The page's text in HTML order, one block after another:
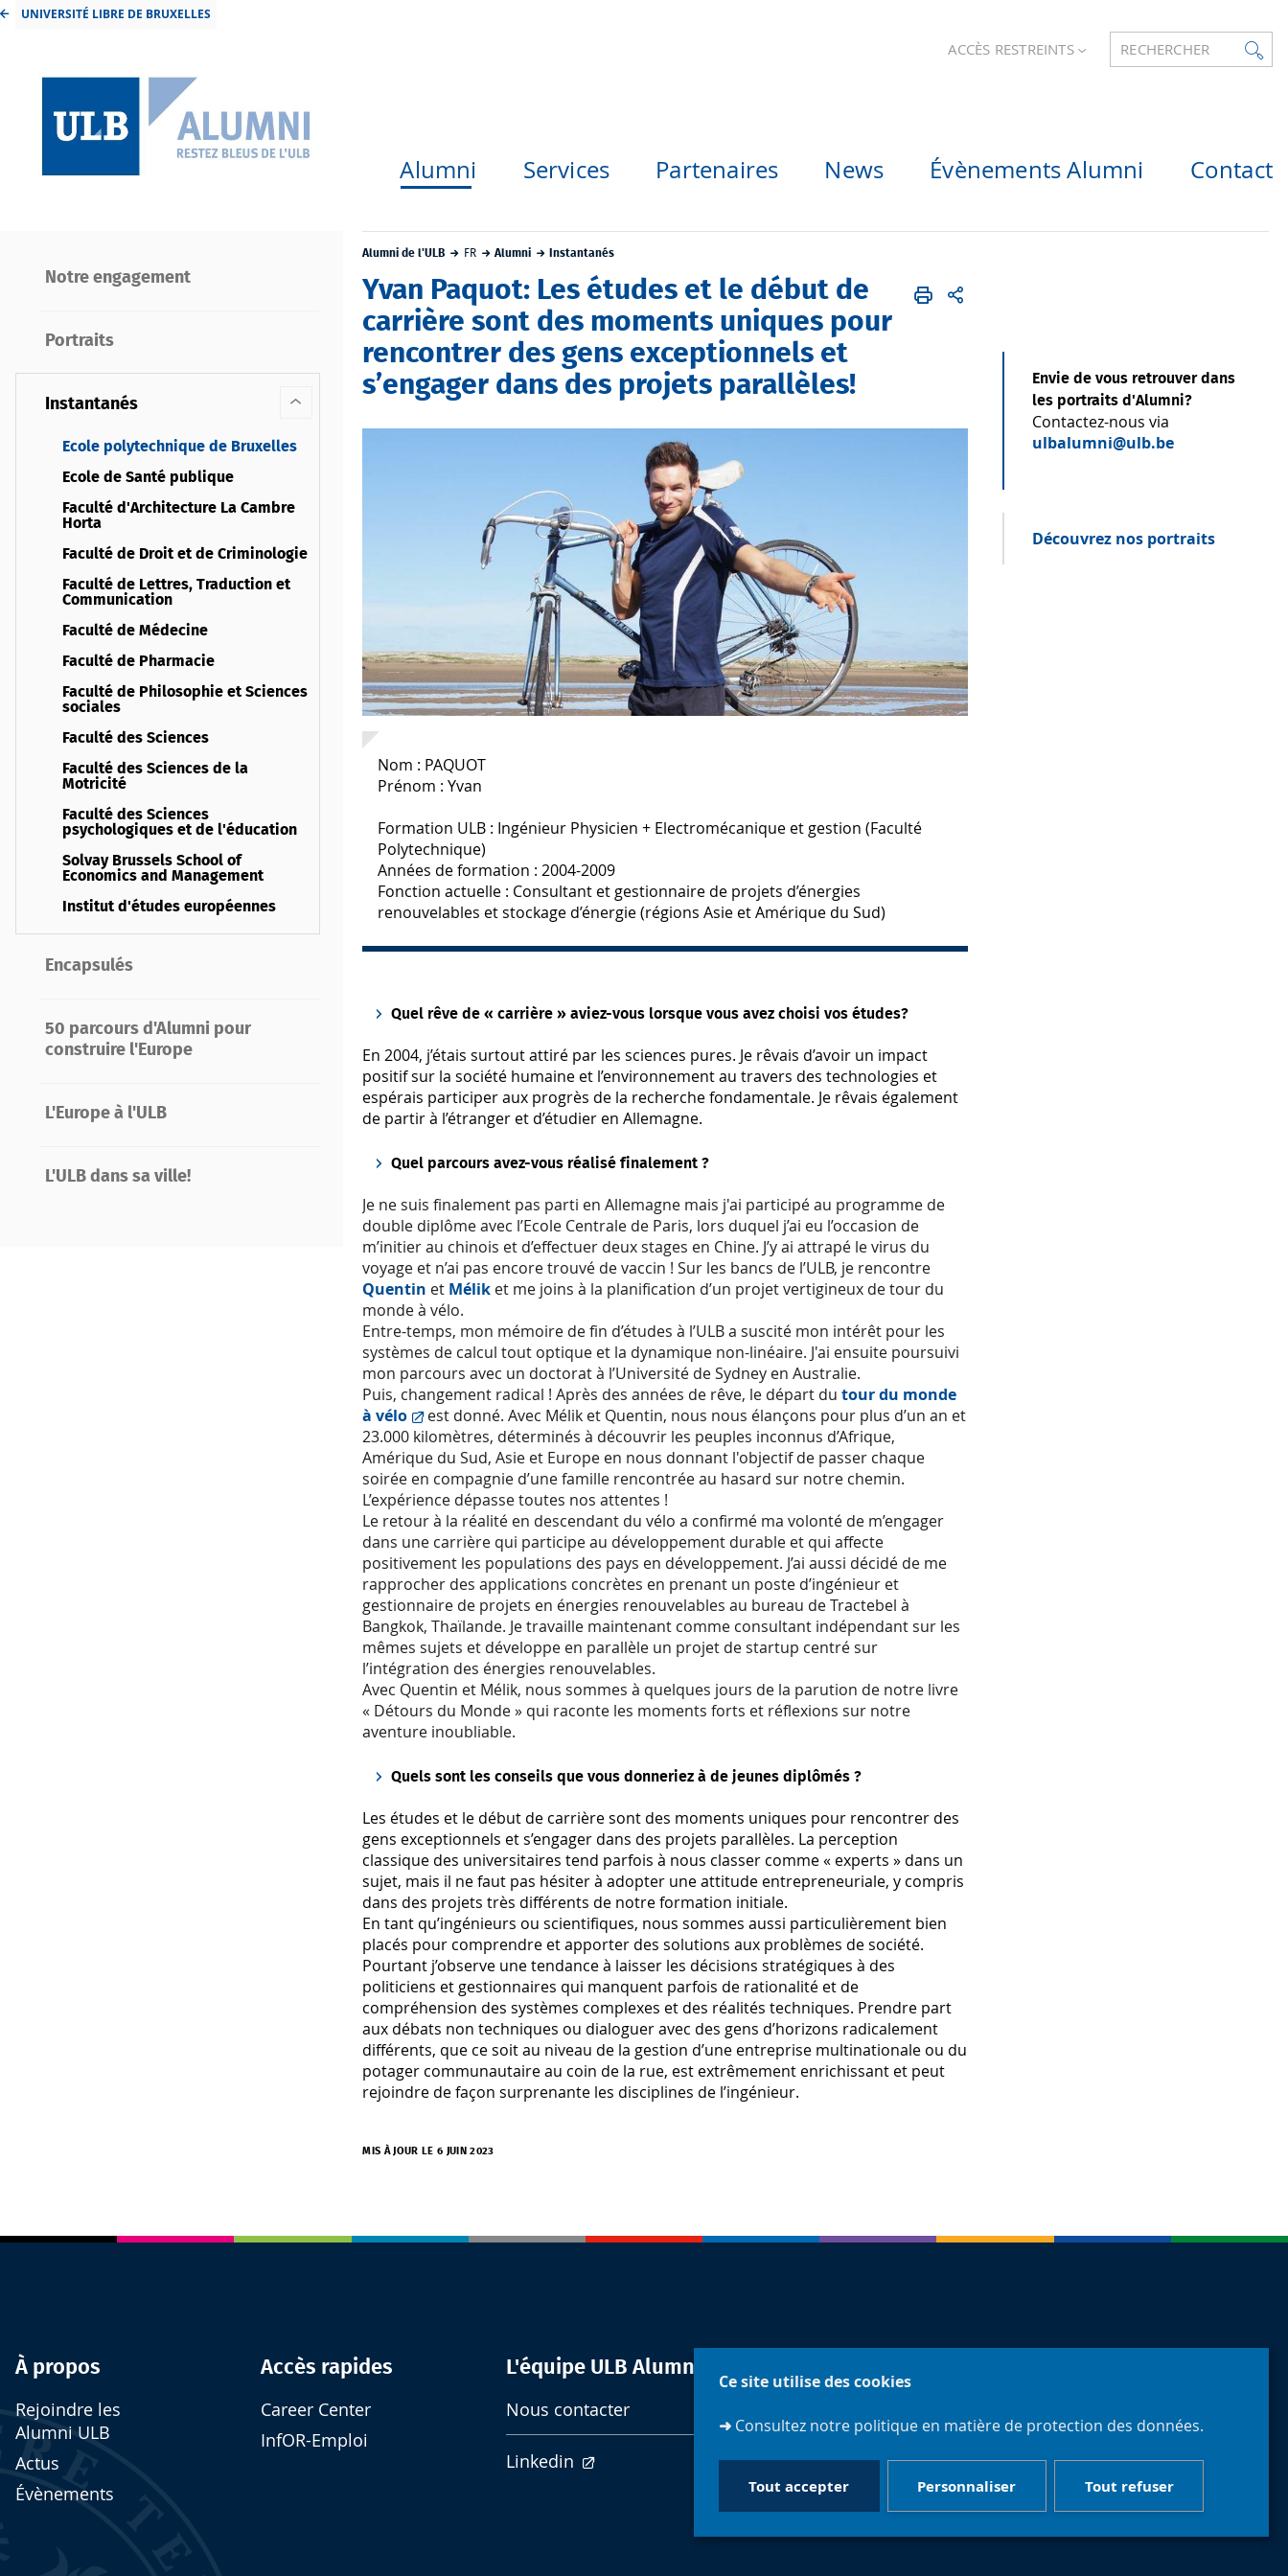
Ce site utilise des cookies
➜ Consultez notre politique en matière de protection des données.
Tout accepter Tout refuser
Personnaliser
UNIVERSITÉ LIBRE DE BRUXELLES
ACCÈS RESTREINTS RECHERCHER
Alumni Services Partenaires News Évènements Alumni Contact
Notre engagement
Portraits
Instantanés
Ecole polytechnique de Bruxelles
Ecole de Santé publique
Faculté d'Architecture La Cambre
Horta
Faculté de Droit et de Criminologie
Faculté de Lettres, Traduction et
Communication
Faculté de Médecine
Faculté de Pharmacie
Faculté de Philosophie et Sciences
sociales
Faculté des Sciences
Faculté des Sciences de la
Motricité
Faculté des Sciences
psychologiques et de l'éducation
Solvay Brussels School of
Economics and Management
Institut d'études européennes
Encapsulés
50 parcours d'Alumni pour
construire l'Europe
L'Europe à l'ULB
L'ULB dans sa ville!
Alumni de l'ULB FR Alumni Instantanés
Yvan Paquot: Les études et le début de
carrière sont des moments uniques pour
rencontrer des gens exceptionnels et
s’engager dans des projets parallèles!
Nom : PAQUOT
Prénom : Yvan
Formation ULB : Ingénieur Physicien + Electromécanique et gestion (Faculté
Polytechnique)
Années de formation : 2004-2009
Fonction actuelle : Consultant et gestionnaire de projets d’énergies
renouvelables et stockage d’énergie (régions Asie et Amérique du Sud)
Quel rêve de « carrière » aviez-vous lorsque vous avez choisi vos études?
En 2004, j’étais surtout attiré par les sciences pures. Je rêvais d’avoir un impact
positif sur la société humaine et l’environnement au travers des technologies et
espérais participer aux progrès de la recherche fondamentale. Je rêvais également
de partir à l’étranger et d’étudier en Allemagne.
Quel parcours avez-vous réalisé finalement ?
Je ne suis finalement pas parti en Allemagne mais j'ai participé au programme de
double diplôme avec l’Ecole Centrale de Paris, lors duquel j’ai eu l’occasion de
m’initier au chinois et d’effectuer deux stages en Chine. J’y ai attrapé le virus du
voyage et n’ai pas encore trouvé de vaccin ! Sur les bancs de l’ULB, je rencontre
Quentin et Mélik et me joins à la planification d’un projet vertigineux de tour du
monde à vélo.
Entre-temps, mon mémoire de fin d’études à l’ULB a suscité mon intérêt pour les
systèmes de calcul tout optique et la dynamique non-linéaire. J'ai ensuite poursuivi
mon parcours avec un doctorat à l’Université de Sydney en Australie.
Puis, changement radical ! Après des années de rêve, le départ dutour du monde
à vélo
est donné. Avec Mélik et Quentin, nous nous élançons pour plus d’un an et
23.000 kilomètres, déterminés à découvrir les peuples inconnus d’Afrique,
Amérique du Sud, Asie et Europe en nous donnant l'objectif de passer chaque
soirée en compagnie d’une famille rencontrée au hasard sur notre chemin.
L’expérience dépasse toutes nos attentes !
Le retour à la réalité en descendant du vélo a confirmé ma volonté de m’engager
dans une carrière qui participe au développement durable et qui affecte
positivement les populations des pays en développement. J’ai aussi décidé de me
rapprocher des applications concrètes en prenant un poste d’ingénieur et
gestionnaire de projets en énergies renouvelables au bureau de Tractebel à
Bangkok, Thaïlande. Je travaille maintenant comme consultant indépendant sur les
mêmes sujets et développe en parallèle un projet de startup centré sur
l’intégration des énergies renouvelables.
Avec Quentin et Mélik, nous sommes à quelques jours de la parution de notre livre
« Détours du Monde » qui raconte les moments forts et réflexions sur notre
aventure inoubliable.
Quels sont les conseils que vous donneriez à de jeunes diplômés ?
Les études et le début de carrière sont des moments uniques pour rencontrer des
gens exceptionnels et s’engager dans des projets parallèles. La perception
classique des universitaires tend parfois à nous classer comme « experts » dans un
sujet, mais il ne faut pas hésiter à adopter une attitude entrepreneuriale, y compris
dans des projets très différents de notre formation initiale.
En tant qu’ingénieurs ou scientifiques, nous sommes aussi particulièrement bien
placés pour comprendre et apporter des solutions aux problèmes de société.
Pourtant j’observe une tendance à laisser les décisions stratégiques à des
politiciens et gestionnaires qui manquent parfois de rationalité et de
compréhension des systèmes complexes et des réalités techniques. Prendre part
aux débats non techniques ou dialoguer avec des gens d’horizons radicalement
différents, que ce soit au niveau de la gestion d’une entreprise multinationale ou du
potager communautaire au coin de la rue, est extrêmement enrichissant et peut
rejoindre de façon surprenante les disciplines de l’ingénieur.
MIS À JOUR LE 6 JUIN 2023
Envie de vous retrouver dans
les portraits d'Alumni?
Contactez-nous via
ulbalumni@ulb.be
Découvrez nos portraits
À propos
Rejoindre les
Alumni ULB
Actus
Évènements
Accès rapides
Career Center
InfOR-Emploi
L'équipe ULB Alumni
Nous contacter
Linkedin